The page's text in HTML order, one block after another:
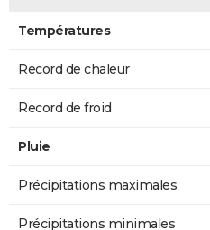
Températures
Record de chaleur
Record de froid
Pluie
Précipitations maximales
Précipitations minimales